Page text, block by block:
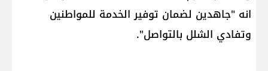
انه "جاهدين لضمان توفير الخدمة للمواطنين
وتفادي الشلل بالتواصل".